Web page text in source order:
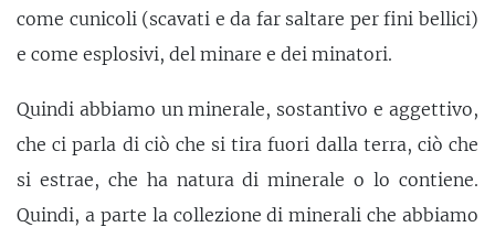
come cunicoli (scavati e da far saltare per fini bellici)
e come esplosivi, del minare e dei minatori.
Quindi abbiamo un minerale, sostantivo e aggettivo,
che ci parla di ciò che si tira fuori dalla terra, ciò che
si estrae, che ha natura di minerale o lo contiene.
Quindi, a parte la collezione di minerali che abbiamo